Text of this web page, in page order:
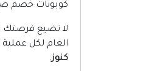
كوبونات خصم
العام لكل
كنوز.